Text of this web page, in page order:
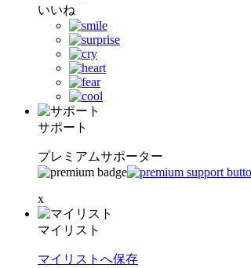
いいね
サポート
プレミアムサポーター
x
マイリスト
マイリストへ保存